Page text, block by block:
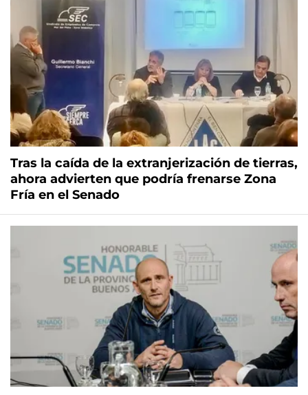
Tras la caída de la extranjerización de tierras,
ahora advierten que podría frenarse Zona
Fría en el Senado